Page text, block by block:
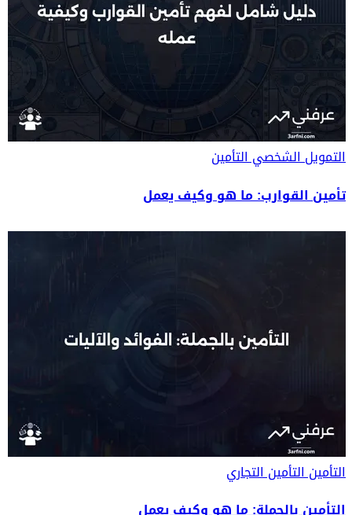
التمويل الشخصيالتأمين
تأمين القوارب: ما هو وكيف يعمل
التأمينالتأمين التجاري
التأمين بالجملة: ما هو وكيف يعمل